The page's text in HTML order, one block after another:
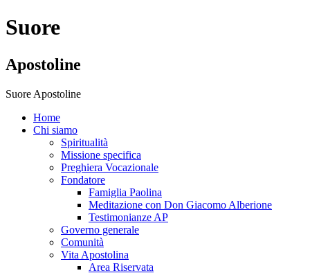
Suore
Apostoline
Suore Apostoline
Home
Chi siamo
Spiritualità
Missione specifica
Preghiera Vocazionale
Fondatore
Famiglia Paolina
Meditazione con Don Giacomo Alberione
Testimonianze AP
Governo generale
Comunità
Vita Apostolina
Area Riservata